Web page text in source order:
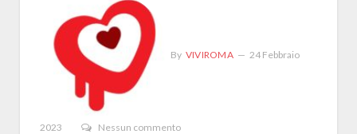
By VIVIROMA 24 Febbraio
2023 Nessun commento